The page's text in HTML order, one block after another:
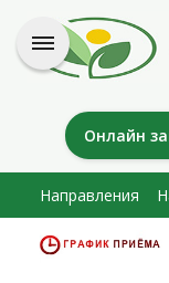
Онлайн
Направления